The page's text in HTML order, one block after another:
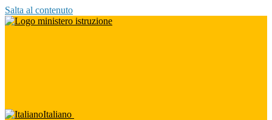
Salta al contenuto
Italiano